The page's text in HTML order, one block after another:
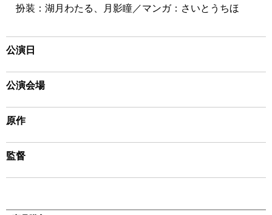
扮装：湖月わたる、月影瞳／マンガ：さいとうちほ
公演日
公演会場
原作
監督